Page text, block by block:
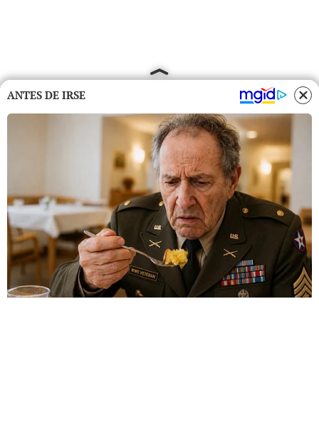
ANTES DE IRSE